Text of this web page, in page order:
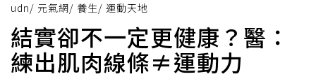
udn/ 元氣網/ 養生/ 運動天地
結實卻不一定更健康？醫：
練出肌肉線條≠運動力